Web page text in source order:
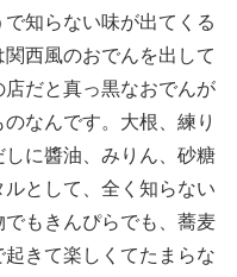
知らない味が出てくる
西風のおでんを出して
だと真っ黒なおでんが
なんです。大根、練り
に醬油、みりん、砂糖
として、全く知らない
もきんぴらでも、蕎麦
きて楽しくてたまらな